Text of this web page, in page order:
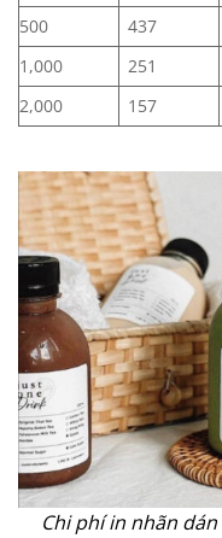
500
437
1,000
251
2,000
157
Chi phí in nhãn